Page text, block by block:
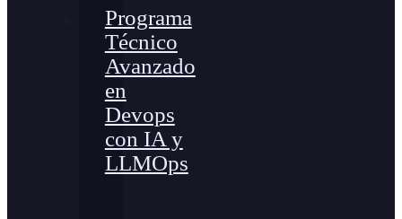
Programa
Técnico
Avanzado
en
Devops
con IA y
LLMOps